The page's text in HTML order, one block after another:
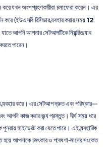
করে যখন অংশগ্রহণকারীরা চলাফেরা করেন। এর
করে (ইউএসবি রিসিভার ব্যবহার করার সময় 12
যাতে আপনি আপনার সেটআপটিকে নিয়ন্ত্রিত ল্যাব
পারেন।
ব্যবহার করে। এর সেটআপ দ্রুত এবং পরিষ্কার—
আপনি কাজ করার জন্য প্রস্তুত। দীর্ঘ সময় ধরে
হাইড্রেট করা যেতে পারে। এই ব্যবহারিক
হয়ে আপনাকে চমৎকার ও গবেষণা-মানের সংকেত